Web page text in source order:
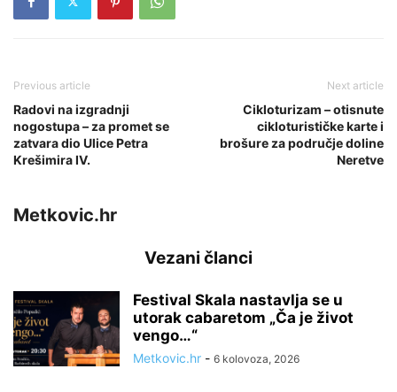
Previous article
Radovi na izgradnji
nogostupa – za promet se
zatvara dio Ulice Petra
Krešimira IV.
Next article
Cikloturizam – otisnute
cikloturističke karte i
brošure za područje doline
Neretve
Metkovic.hr
Vezani članci
Festival Skala nastavlja se u
utorak cabaretom „Ča je život
vengo…“
Metkovic.hr - 6 kolovoza, 2026